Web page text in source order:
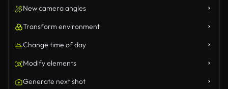
New camera angles
Transform environment
Change time of day
Modify elements
Generate next shot